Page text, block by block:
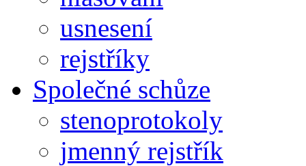
usnesení
rejstříky
Společné schůze
stenoprotokoly
jmenný rejstřík